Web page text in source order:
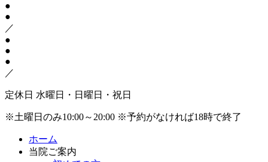
●
●
／
●
●
●
／
定休日 水曜日・日曜日・祝日
※土曜日のみ10:00～20:00 ※予約がなければ18時で終了
ホーム
当院ご案内